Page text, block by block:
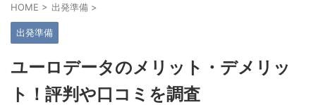
HOME > 出発準備 >
出発準備
ユーロデータのメリット・デメリッ
ト！評判や口コミを調査